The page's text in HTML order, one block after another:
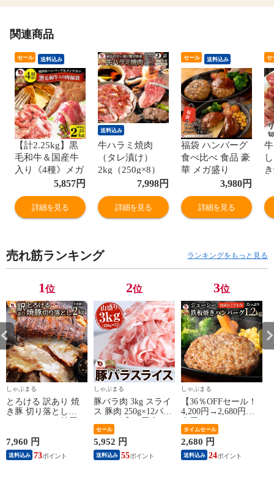
関連商品
セール 送料込み
【計2.25kg】黒
毛和牛＆国産牛
入り《4種》メガ
盛り肉の福袋 焼
肉＆ハンバーグ
＆メンチカツ
5,857円
詳細を見る
送料込み
牛ハラミ焼肉
（タレ漬け）
2kg（250g×8）
BBQ 赤身 はらみ
バーベキュー タ
レ 秘伝 焼肉 や
きにく ハラミ ア
7,998円
詳細を見る
セール 送料込み
福袋 ハンバーグ
食べ比べ 食品 豪
華 メガ盛り
2.2kg 2種セット
(プレーン
100g×12個、チー
ズイン100g×10
3,980円
詳細を見る
セ
売れ筋ランキング ランキングをもっと見る
1位
しゃぶまる
とろける 訳あり 焼
き豚 切り落とし
た おつまみ チャー
ハン 炒飯 丼 ラーメ
ン 解凍するだけ 簡
7,960 円
送料込み 73
2位
しゃぶまる
豚バラ肉 3kg スライ
ス 豚肉 250g×12パッ
ーベキュー スライス
バラ 冷凍 小分け 便
利 送料無料
セール
5,952 円
送料込み 55
3位
しゃぶまる
【36％OFFセール！
4,200円→2,680円】
バーグ！デミソース
なし 12個 お取り寄
せ お取り寄せグルメ
グルメ 湯せん 湯煎
タイムセール
2,680 円
送料込み 24